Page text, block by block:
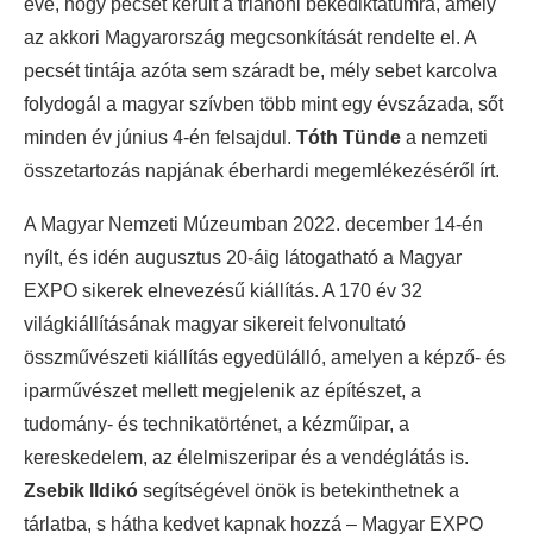
éve, hogy pecsét került a trianoni békediktátumra, amely
az akkori Magyarország megcsonkítását rendelte el. A
pecsét tintája azóta sem száradt be, mély sebet karcolva
folydogál a magyar szívben több mint egy évszázada, sőt
minden év június 4-én felsajdul. Tóth Tünde a nemzeti
összetartozás napjának éberhardi megemlékezéséről írt.
A Magyar Nemzeti Múzeumban 2022. december 14-én
nyílt, és idén augusztus 20-áig látogatható a Magyar
EXPO sikerek elnevezésű kiállítás. A 170 év 32
világkiállításának magyar sikereit felvonultató
összművészeti kiállítás egyedülálló, amelyen a képző- és
iparművészet mellett megjelenik az építészet, a
tudomány- és technikatörténet, a kézműipar, a
kereskedelem, az élelmiszeripar és a vendéglátás is.
Zsebik Ildikó segítségével önök is betekinthetnek a
tárlatba, s hátha kedvet kapnak hozzá – Magyar EXPO